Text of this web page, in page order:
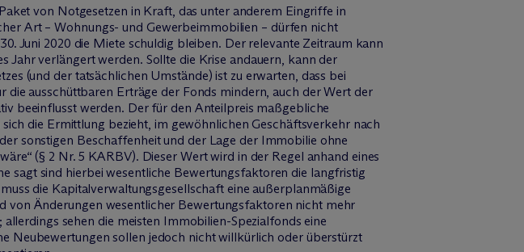
von Notgesetzen in Kraft, das unter anderem Eingriffe in
Art – Wohnungs- und Gewerbeimmobilien – dürfen nicht
Juni 2020 die Miete schuldig bleiben. Der relevante Zeitraum kann
Jahr verlängert werden. Sollte die Krise andauern, kann der
(und der tatsächlichen Umstände) ist zu erwarten, dass bei
ausschüttbaren Erträge der Fonds mindern, auch der Wert der
beeinflusst werden. Der für den Anteilpreis maßgebliche
die Ermittlung bezieht, im gewöhnlichen Geschäftsverkehr nach
sonstigen Beschaffenheit und der Lage der Immobilie ohne
(§ 2 Nr. 5 KARBV). Dieser Wert wird in der Regel anhand eines
sagt sind hierbei wesentliche Bewertungsfaktoren die langfristig
die Kapitalverwaltungsgesellschaft eine außerplanmäßige
von Änderungen wesentlicher Bewertungsfaktoren nicht mehr
sehen die meisten Immobilien-Spezialfonds eine
Neubewertungen sollen jedoch nicht willkürlich oder überstürzt